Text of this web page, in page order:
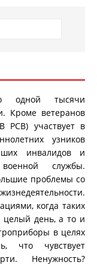
одной тысячи
Кроме ветеранов
участвует в
узников
инвалидов и
службы.
проблемы со
когда таких
день, а то и
в целях
что чувствует
Ненужность?